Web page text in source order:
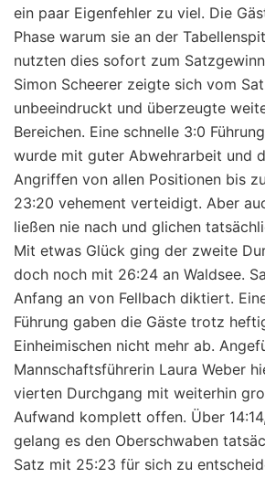
ein paar Eigenfehler zu viel. Die
Phase warum sie an der
nutzten dies sofort zum
Simon Scheerer zeigte sich vom
unbeeindruckt und überzeugte
Bereichen. Eine schnelle 3:0
wurde mit guter Abwehrarbeit und
Angriffen von allen Positionen bis
23:20 vehement verteidigt. Aber
ließen nie nach und glichen
Mit etwas Glück ging der zweite
doch noch mit 26:24 an Waldsee.
Anfang an von Fellbach diktiert.
Führung gaben die Gäste trotz
Einheimischen nicht mehr ab.
Mannschaftsführerin Laura Weber
vierten Durchgang mit weiterhin
Aufwand komplett offen. Über
gelang es den Oberschwaben
Satz mit 25:23 für sich zu